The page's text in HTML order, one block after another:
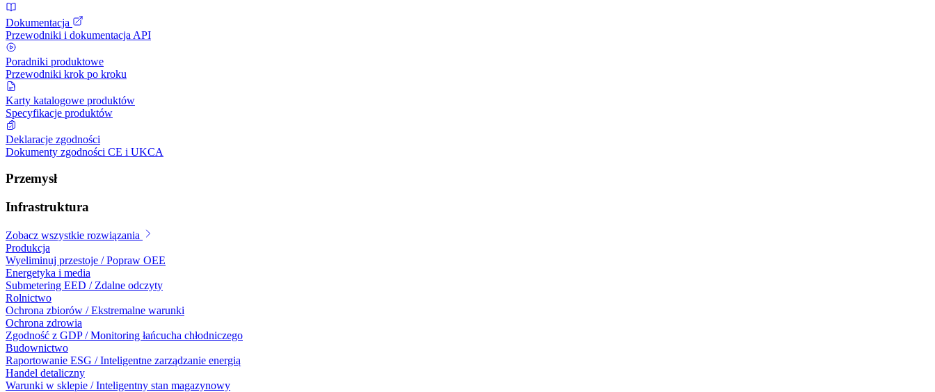
Dokumentacja
Przewodniki i dokumentacja API
Poradniki produktowe
Przewodniki krok po kroku
Karty katalogowe produktów
Specyfikacje produktów
Deklaracje zgodności
Dokumenty zgodności CE i UKCA
Przemysł
Infrastruktura
Zobacz wszystkie rozwiązania
Produkcja
Wyeliminuj przestoje / Popraw OEE
Energetyka i media
Submetering EED / Zdalne odczyty
Rolnictwo
Ochrona zbiorów / Ekstremalne warunki
Ochrona zdrowia
Zgodność z GDP / Monitoring łańcucha chłodniczego
Budownictwo
Raportowanie ESG / Inteligentne zarządzanie energią
Handel detaliczny
Warunki w sklepie / Inteligentny stan magazynowy